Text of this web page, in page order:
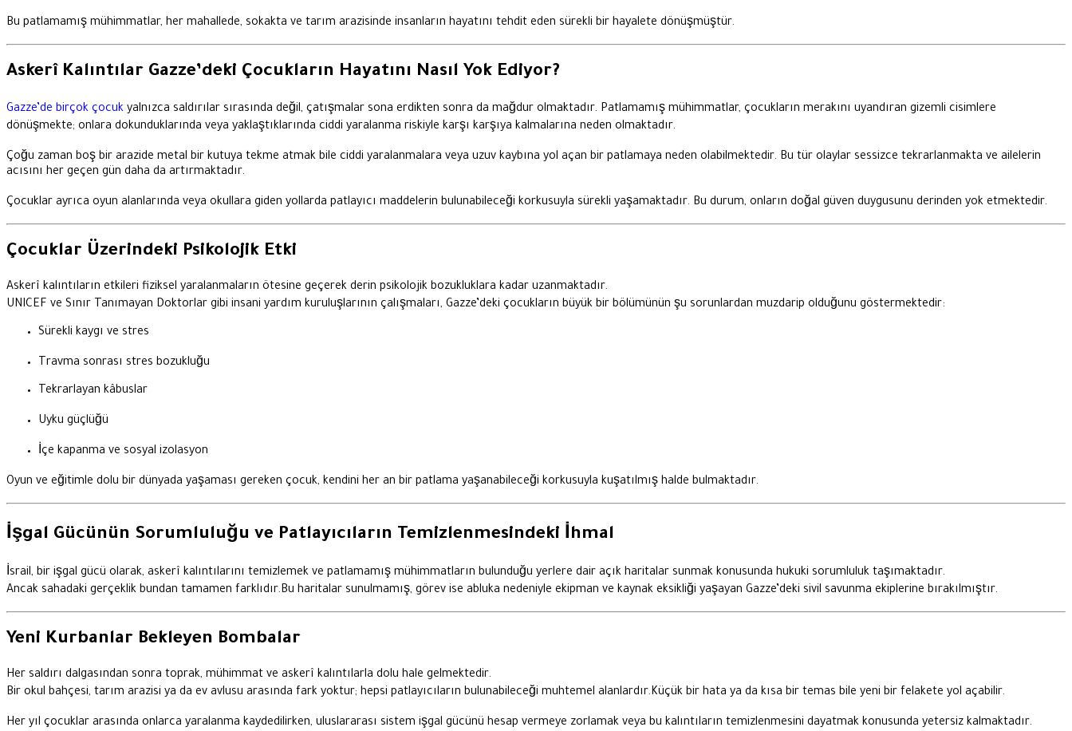
Bu patlamamış mühimmatlar, her mahallede, sokakta ve tarım arazisinde insanların hayatını tehdit eden sürekli bir hayalete dönüşmüştür.
Askerî Kalıntılar Gazze’deki Çocukların Hayatını Nasıl Yok Ediyor?
Gazze’de birçok çocuk yalnızca saldırılar sırasında değil, çatışmalar sona erdikten sonra da mağdur olmaktadır. Patlamamış mühimmatlar, çocukların merakını uyandıran gizemli cisimlere
dönüşmekte; onlara dokunduklarında veya yaklaştıklarında ciddi yaralanma riskiyle karşı karşıya kalmalarına neden olmaktadır.
Çoğu zaman boş bir arazide metal bir kutuya tekme atmak bile ciddi yaralanmalara veya uzuv kaybına yol açan bir patlamaya neden olabilmektedir. Bu tür olaylar sessizce tekrarlanmakta ve ailelerin
acısını her geçen gün daha da artırmaktadır.
Çocuklar ayrıca oyun alanlarında veya okullara giden yollarda patlayıcı maddelerin bulunabileceği korkusuyla sürekli yaşamaktadır. Bu durum, onların doğal güven duygusunu derinden yok etmektedir.
Çocuklar Üzerindeki Psikolojik Etki
Askerî kalıntıların etkileri fiziksel yaralanmaların ötesine geçerek derin psikolojik bozukluklara kadar uzanmaktadır.
UNICEF ve Sınır Tanımayan Doktorlar gibi insani yardım kuruluşlarının çalışmaları, Gazze’deki çocukların büyük bir bölümünün şu sorunlardan muzdarip olduğunu göstermektedir:
Sürekli kaygı ve stres
Travma sonrası stres bozukluğu
Tekrarlayan kâbuslar
Uyku güçlüğü
İçe kapanma ve sosyal izolasyon
Oyun ve eğitimle dolu bir dünyada yaşaması gereken çocuk, kendini her an bir patlama yaşanabileceği korkusuyla kuşatılmış halde bulmaktadır.
İşgal Gücünün Sorumluluğu ve Patlayıcıların Temizlenmesindeki İhmal
İsrail, bir işgal gücü olarak, askerî kalıntılarını temizlemek ve patlamamış mühimmatların bulunduğu yerlere dair açık haritalar sunmak konusunda hukuki sorumluluk taşımaktadır.
Ancak sahadaki gerçeklik bundan tamamen farklıdır.Bu haritalar sunulmamış, görev ise abluka nedeniyle ekipman ve kaynak eksikliği yaşayan Gazze’deki sivil savunma ekiplerine bırakılmıştır.
Yeni Kurbanlar Bekleyen Bombalar
Her saldırı dalgasından sonra toprak, mühimmat ve askerî kalıntılarla dolu hale gelmektedir.
Bir okul bahçesi, tarım arazisi ya da ev avlusu arasında fark yoktur; hepsi patlayıcıların bulunabileceği muhtemel alanlardır.Küçük bir hata ya da kısa bir temas bile yeni bir felakete yol açabilir.
Her yıl çocuklar arasında onlarca yaralanma kaydedilirken, uluslararası sistem işgal gücünü hesap vermeye zorlamak veya bu kalıntıların temizlenmesini dayatmak konusunda yetersiz kalmaktadır.